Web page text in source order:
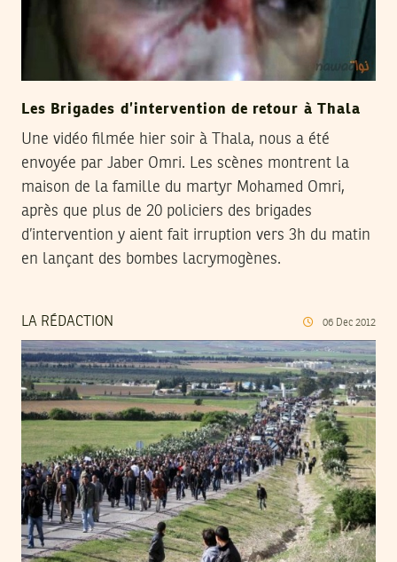
Les Brigades d’intervention de retour à Thala
Une vidéo filmée hier soir à Thala, nous a été
envoyée par Jaber Omri. Les scènes montrent la
maison de la famille du martyr Mohamed Omri,
après que plus de 20 policiers des brigades
d’intervention y aient fait irruption vers 3h du matin
en lançant des bombes lacrymogènes.
LA RÉDACTION 06 Dec 2012